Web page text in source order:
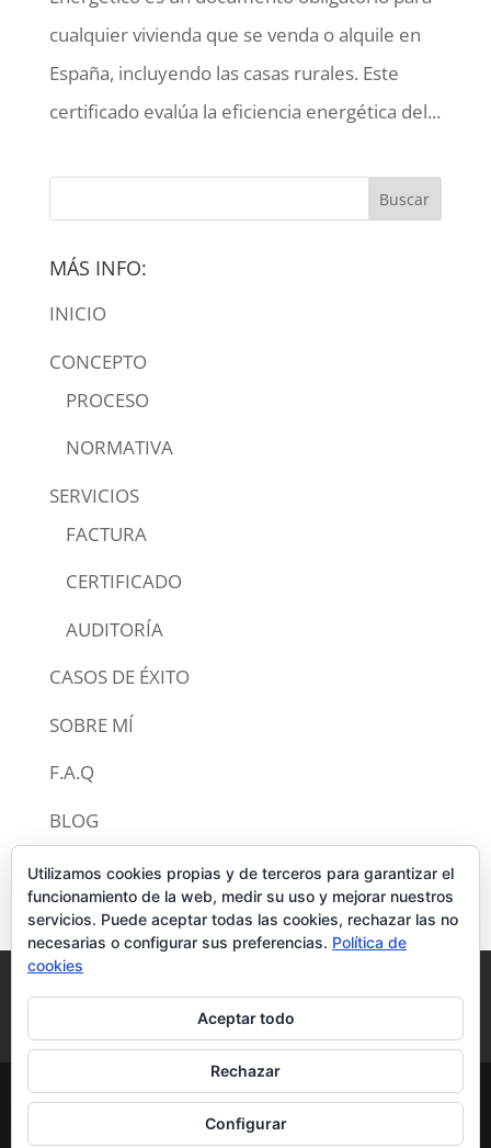
cualquier vivienda que se venda o alquile en
España, incluyendo las casas rurales. Este
certificado evalúa la eficiencia energética del...
MÁS INFO:
INICIO
CONCEPTO
PROCESO
NORMATIVA
SERVICIOS
FACTURA
CERTIFICADO
AUDITORÍA
CASOS DE ÉXITO
SOBRE MÍ
F.A.Q
BLOG
CONTACTO
Política de cookies
© CERTIFICADO ENERGÉTICO 2020 | TODOS
LOS DERECHOS RESERVADOS
Utilizamos cookies propias y de terceros para garantizar el
funcionamiento de la web, medir su uso y mejorar nuestros
servicios. Puede aceptar todas las cookies, rechazar las no
necesarias o configurar sus preferencias. Política de
cookies
Aceptar todo
Rechazar
Configurar